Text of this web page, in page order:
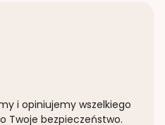
i opiniujemy wszelkiego
Twoje bezpieczeństwo.